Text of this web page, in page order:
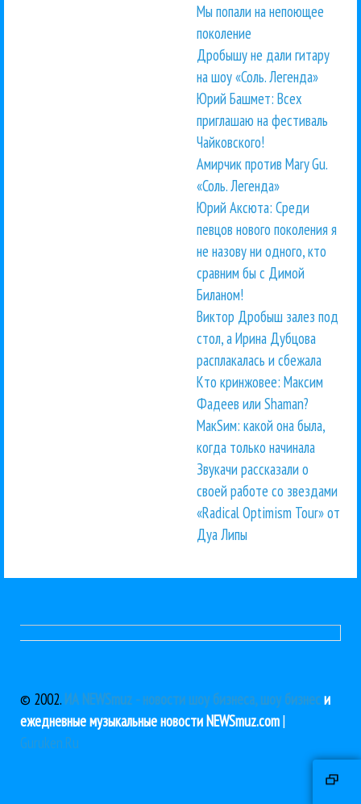
Мы попали на непоющее
поколение
Дробышу не дали гитару
на шоу «Соль. Легенда»
Юрий Башмет: Всех
приглашаю на фестиваль
Чайковского!
Амирчик против Mary Gu.
«Соль. Легенда»
Юрий Аксюта: Среди
певцов нового поколения я
не назову ни одного, кто
сравним бы с Димой
Биланом!
Виктор Дробыш залез под
стол, а Ирина Дубцова
расплакалась и сбежала
Кто кринжовее: Максим
Фадеев или Shaman?
МакSим: какой она была,
когда только начинала
Звукачи рассказали о
своей работе со звездами
«Radical Optimism Tour» от
Дуа Липы
© 2002. ИА NEWSmuz - новости шоу бизнеса, шоу бизнеси
ежедневные музыкальные новости NEWSmuz.com|
Guruken.Ru